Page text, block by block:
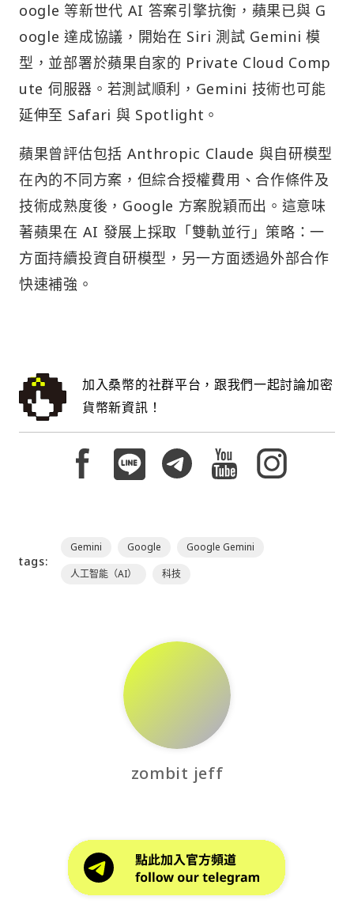
oogle 等新世代 AI 答案引擎抗衡，蘋果已與 G
oogle 達成協議，開始在 Siri 測試 Gemini 模
型，並部署於蘋果自家的 Private Cloud Comp
ute 伺服器。若測試順利，Gemini 技術也可能
延伸至 Safari 與 Spotlight。
蘋果曾評估包括 Anthropic Claude 與自研模型
在內的不同方案，但綜合授權費用、合作條件及
技術成熟度後，Google 方案脫穎而出。這意味
著蘋果在 AI 發展上採取「雙軌並行」策略：一
方面持續投資自研模型，另一方面透過外部合作
快速補強。
加入桑幣的社群平台，跟我們一起討論加密
貨幣新資訊！
tags:
Gemini Google
Google Gemini
人工智能（AI）
科技
zombit jeff